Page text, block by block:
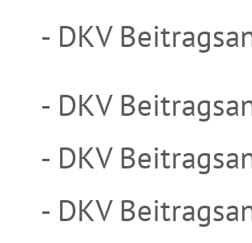
- DKV
- DKV
- DKV
- DKV